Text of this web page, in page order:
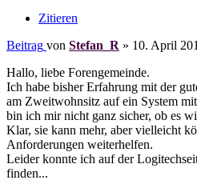
Zitieren
Beitrag von Stefan_R » 10. April
Hallo, liebe Forengemeinde.
Ich habe bisher Erfahrung mit der
am Zweitwohnsitz auf ein System
bin ich mir nicht ganz sicher, ob es
Klar, sie kann mehr, aber vielleicht
Anforderungen weiterhelfen.
Leider konnte ich auf der
finden...